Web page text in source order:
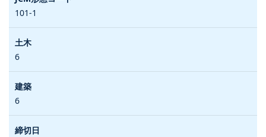
101-1
6
6